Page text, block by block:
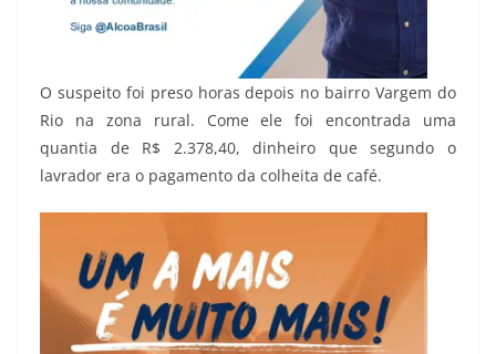
O suspeito foi preso horas depois no bairro Vargem do
Rio na zona rural. Come ele foi encontrada uma
quantia de R$ 2.378,40, dinheiro que segundo o
lavrador era o pagamento da colheita de café.